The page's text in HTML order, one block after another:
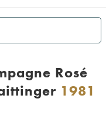
Rosé
1981